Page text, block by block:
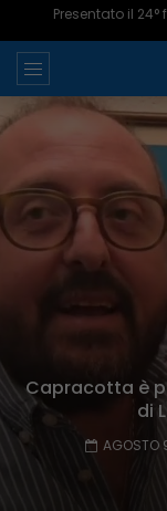
Presentato il
A Montagano
del
AGOSTO